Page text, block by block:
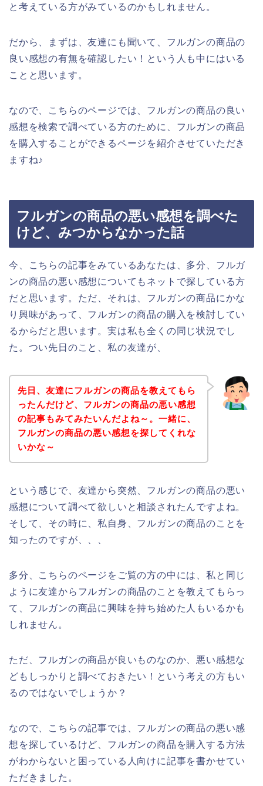
と考えている方がみているのかもしれません。
だから、まずは、友達にも聞いて、フルガンの商品の
良い感想の有無を確認したい！という人も中にはいる
ことと思います。
なので、こちらのページでは、フルガンの商品の良い
感想を検索で調べている方のために、フルガンの商品
を購入することができるページを紹介させていただき
ますね♪
フルガンの商品の悪い感想を調べた
けど、みつからなかった話
今、こちらの記事をみているあなたは、多分、フルガ
ンの商品の悪い感想についてもネットで探している方
だと思います。ただ、それは、フルガンの商品にかな
り興味があって、フルガンの商品の購入を検討してい
るからだと思います。実は私も全くの同じ状況でし
た。つい先日のこと、私の友達が、
先日、友達にフルガンの商品を教えてもら
ったんだけど、フルガンの商品の悪い感想
の記事もみてみたいんだよね～。一緒に、
フルガンの商品の悪い感想を探してくれな
いかな～
という感じで、友達から突然、フルガンの商品の悪い
感想について調べて欲しいと相談されたんですよね。
そして、その時に、私自身、フルガンの商品のことを
知ったのですが、、、
多分、こちらのページをご覧の方の中には、私と同じ
ように友達からフルガンの商品のことを教えてもらっ
て、フルガンの商品に興味を持ち始めた人もいるかも
しれません。
ただ、フルガンの商品が良いものなのか、悪い感想な
どもしっかりと調べておきたい！という考えの方もい
るのではないでしょうか？
なので、こちらの記事では、フルガンの商品の悪い感
想を探しているけど、フルガンの商品を購入する方法
がわからないと困っている人向けに記事を書かせてい
ただきました。